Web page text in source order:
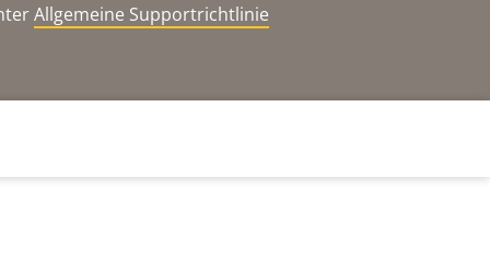
Allgemeine Supportrichtlinie